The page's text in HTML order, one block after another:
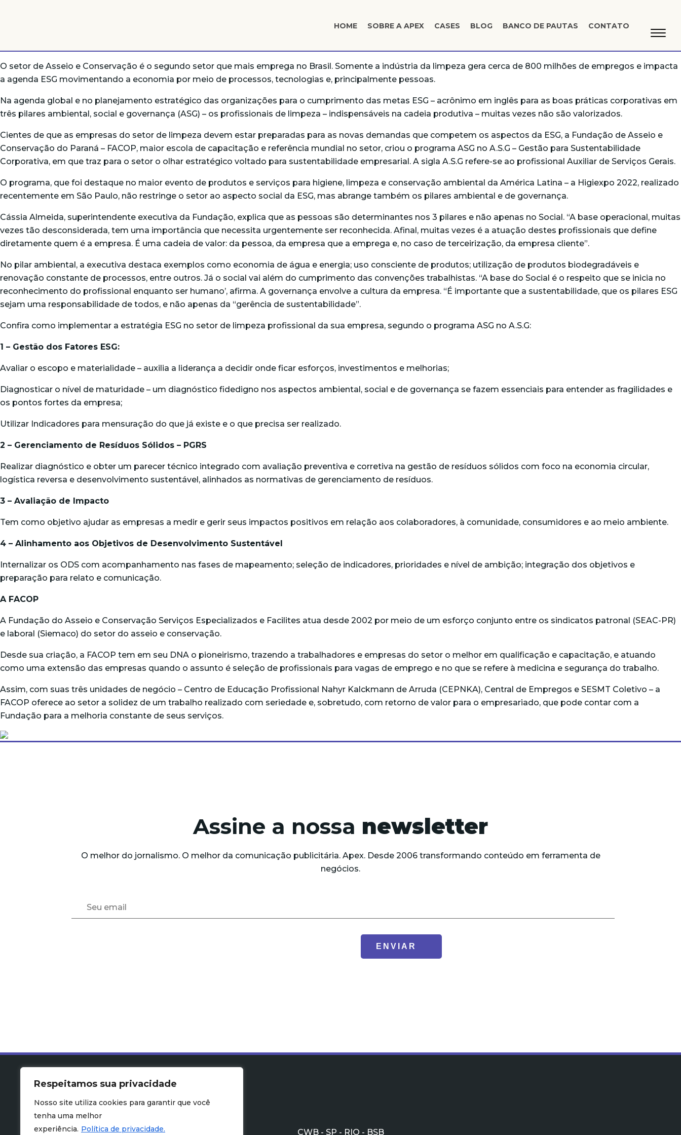
Respeitamos sua privacidade
Nosso site utiliza cookies para garantir que você
tenha uma melhor
experiência. Política de privacidade.
HOME SOBRE A APEX CASES BLOG BANCO DE PAUTAS CONTATO
O setor de Asseio e Conservação é o segundo setor que mais emprega no Brasil. Somente a indústria da limpeza gera cerca de 800 milhões de empregos e impacta
a agenda ESG movimentando a economia por meio de processos, tecnologias e, principalmente pessoas.
Na agenda global e no planejamento estratégico das organizações para o cumprimento das metas ESG – acrônimo em inglês para as boas práticas corporativas em
três pilares ambiental, social e governança (ASG) – os profissionais de limpeza – indispensáveis na cadeia produtiva – muitas vezes não são valorizados.
Cientes de que as empresas do setor de limpeza devem estar preparadas para as novas demandas que competem os aspectos da ESG, a Fundação de Asseio e
Conservação do Paraná – FACOP, maior escola de capacitação e referência mundial no setor, criou o programa ASG no A.S.G – Gestão para Sustentabilidade
Corporativa, em que traz para o setor o olhar estratégico voltado para sustentabilidade empresarial. A sigla A.S.G refere-se ao profissional Auxiliar de Serviços Gerais.
O programa, que foi destaque no maior evento de produtos e serviços para higiene, limpeza e conservação ambiental da América Latina – a Higiexpo 2022, realizado
recentemente em São Paulo, não restringe o setor ao aspecto social da ESG, mas abrange também os pilares ambiental e de governança.
Cássia Almeida, superintendente executiva da Fundação, explica que as pessoas são determinantes nos 3 pilares e não apenas no Social. “A base operacional, muitas
vezes tão desconsiderada, tem uma importância que necessita urgentemente ser reconhecida. Afinal, muitas vezes é a atuação destes profissionais que define
diretamente quem é a empresa. É uma cadeia de valor: da pessoa, da empresa que a emprega e, no caso de terceirização, da empresa cliente”.
No pilar ambiental, a executiva destaca exemplos como economia de água e energia; uso consciente de produtos; utilização de produtos biodegradáveis e
renovação constante de processos, entre outros. Já o social vai além do cumprimento das convenções trabalhistas. “A base do Social é o respeito que se inicia no
reconhecimento do profissional enquanto ser humano’, afirma. A governança envolve a cultura da empresa. “É importante que a sustentabilidade, que os pilares ESG
sejam uma responsabilidade de todos, e não apenas da “gerência de sustentabilidade”.
Confira como implementar a estratégia ESG no setor de limpeza profissional da sua empresa, segundo o programa ASG no A.S.G:
1 – Gestão dos Fatores ESG:
Avaliar o escopo e materialidade – auxilia a liderança a decidir onde ficar esforços, investimentos e melhorias;
Diagnosticar o nível de maturidade – um diagnóstico fidedigno nos aspectos ambiental, social e de governança se fazem essenciais para entender as fragilidades e
os pontos fortes da empresa;
Utilizar Indicadores para mensuração do que já existe e o que precisa ser realizado.
2 – Gerenciamento de Resíduos Sólidos – PGRS
Realizar diagnóstico e obter um parecer técnico integrado com avaliação preventiva e corretiva na gestão de resíduos sólidos com foco na economia circular,
logística reversa e desenvolvimento sustentável, alinhados as normativas de gerenciamento de resíduos.
3 – Avaliação de Impacto
Tem como objetivo ajudar as empresas a medir e gerir seus impactos positivos em relação aos colaboradores, à comunidade, consumidores e ao meio ambiente.
4 – Alinhamento aos Objetivos de Desenvolvimento Sustentável
Internalizar os ODS com acompanhamento nas fases de mapeamento; seleção de indicadores, prioridades e nível de ambição; integração dos objetivos e
preparação para relato e comunicação.
A FACOP
A Fundação do Asseio e Conservação Serviços Especializados e Facilites atua desde 2002 por meio de um esforço conjunto entre os sindicatos patronal (SEAC-PR)
e laboral (Siemaco) do setor do asseio e conservação.
Desde sua criação, a FACOP tem em seu DNA o pioneirismo, trazendo a trabalhadores e empresas do setor o melhor em qualificação e capacitação, e atuando
como uma extensão das empresas quando o assunto é seleção de profissionais para vagas de emprego e no que se refere à medicina e segurança do trabalho.
Assim, com suas três unidades de negócio – Centro de Educação Profissional Nahyr Kalckmann de Arruda (CEPNKA), Central de Empregos e SESMT Coletivo – a
FACOP oferece ao setor a solidez de um trabalho realizado com seriedade e, sobretudo, com retorno de valor para o empresariado, que pode contar com a
Fundação para a melhoria constante de seus serviços.
Assine a nossa newsletter
O melhor do jornalismo. O melhor da comunicação publicitária. Apex. Desde 2006 transformando conteúdo em ferramenta de
negócios.
CWB - SP - RIO - BSB